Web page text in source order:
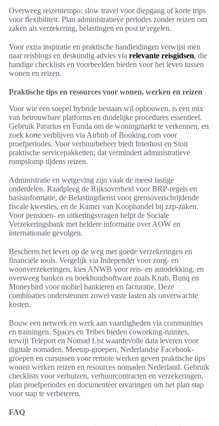
Overweeg reizentempo: slow travel voor diepgang of korte trips
voor flexibiliteit. Plan administratieve periodes zonder reizen om
zaken als verzekering, belastingen en post te regelen.
Voor extra inspiratie en praktische handleidingen verwijst men
naar reisblogs en deskundig advies via relevante reisgidsen, die
handige checklists en voorbeelden bieden voor het leven tussen
wonen en reizen.
Praktische tips en resources voor wonen, werken en reizen
Voor wie een soepel hybride bestaan wil opbouwen, is een mix
van betrouwbare platforms en duidelijke procedures essentieel.
Gebruik Pararius en Funda om de woningmarkt te verkennen, en
zoek korte verblijven via Airbnb of Booking.com voor
proefperiodes. Voor verhuurbeheer biedt Interhost en Stoit
praktische servicepakketten; dat vermindert administratieve
rompslomp tijdens reizen.
Administratie en wetgeving zijn vaak de meest lastige
onderdelen. Raadpleeg de Rijksoverheid voor BRP-regels en
basisinformatie, de Belastingdienst voor grensoverschrijdende
fiscale kwesties, en de Kamer van Koophandel bij zzp-zaken.
Voor pensioen- en uitkeringsvragen helpt de Sociale
Verzekeringsbank met heldere informatie over AOW en
internationale gevolgen.
Bescherm het leven op de weg met goede verzekeringen en
financiële tools. Vergelijk via Independer voor zorg- en
woonverzekeringen, kies ANWB voor reis- en autodekking, en
overweeg banken en boekhoudsoftware zoals Knab, Bunq en
Moneybird voor mobiel bankieren en facturatie. Deze
combinaties ondersteunen zowel vaste lasten als onverwachte
kosten.
Bouw een netwerk en werk aan vaardigheden via communities
en trainingen. Spaces en Tribes bieden coworking-ruimtes,
terwijl Teleport en Nomad List waardevolle data leveren voor
digitale nomaden. Meetup-groepen, Nederlandse Facebook-
groepen en cursussen voor remote werken geven praktische tips
wonen werken reizen en resources nomaden Nederland. Gebruik
checklists voor verhuizen, verhuurcontracten en verzekeringen,
plan proefperiodes en documenteer ervaringen om het plan stap
voor stap te verbeteren.
FAQ